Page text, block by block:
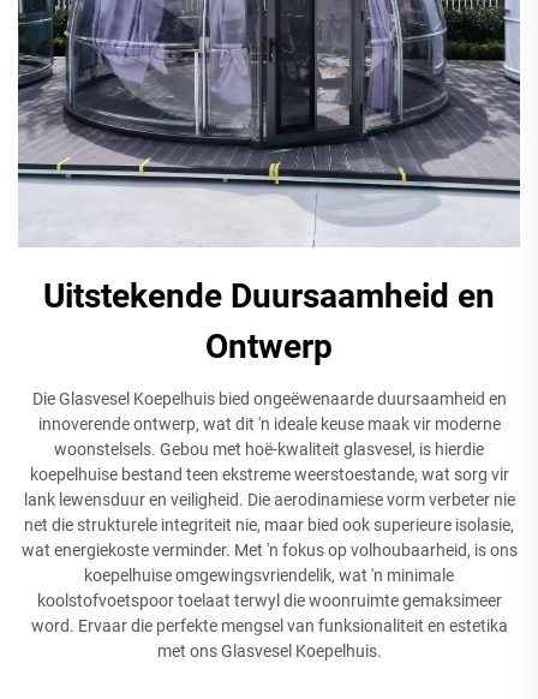
Uitstekende Duursaamheid en
Ontwerp
Die Glasvesel Koepelhuis bied ongeëwenaarde duursaamheid en
innoverende ontwerp, wat dit 'n ideale keuse maak vir moderne
woonstelsels. Gebou met hoë-kwaliteit glasvesel, is hierdie
koepelhuise bestand teen ekstreme weerstoestande, wat sorg vir
lank lewensduur en veiligheid. Die aerodinamiese vorm verbeter nie
net die strukturele integriteit nie, maar bied ook superieure isolasie,
wat energiekoste verminder. Met 'n fokus op volhoubaarheid, is ons
koepelhuise omgewingsvriendelik, wat 'n minimale
koolstofvoetspoor toelaat terwyl die woonruimte gemaksimeer
word. Ervaar die perfekte mengsel van funksionaliteit en estetika
met ons Glasvesel Koepelhuis.